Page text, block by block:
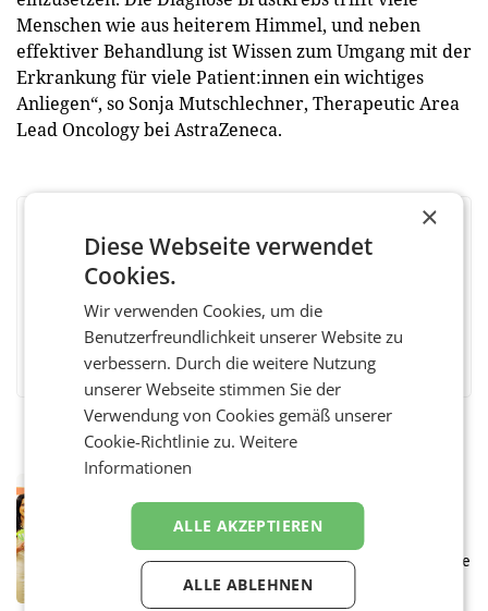
Menschen wie aus heiterem Himmel, und neben
effektiver Behandlung ist Wissen zum Umgang mit der
Erkrankung für viele Patient:innen ein wichtiges
Anliegen“, so Sonja Mutschlechner, Therapeutic Area
Lead Oncology bei AstraZeneca.
BEWERTEN SIE DIESEN ARTIKEL
FacebookTwitter MessengerWhatsAppLinkedInXING Teilen
Eine Bühne für Zirkularität: ARA und
Müller informieren am POS über
Kreislauffähigkeit
Über den gesamten August hinweg rücken die
Altstoff Recycling Austria AG (ARA) und der
Handelskonzern Müller die Initiative
×
Diese Webseite verwendet
Cookies.
Wir verwenden Cookies, um die
Benutzerfreundlichkeit unserer Website zu
verbessern. Durch die weitere Nutzung
unserer Webseite stimmen Sie der
Verwendung von Cookies gemäß unserer
Cookie-Richtlinie zu.Weitere
Informationen
ALLE AKZEPTIEREN
ALLE ABLEHNEN